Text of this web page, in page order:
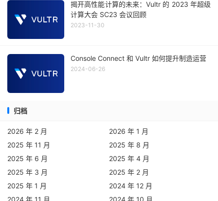
联
0% 420.555 395.498 410.261
南
京
市
移
动
5
南
通
市
电
信
5 416.67 404.5
揭开高性能计算的未来：Vultr 的 2023 年超级
计算大会 SC23 会议回顾
2023-11-30
Console Connect 和 Vultr 如何提升制造运营
2024-06-26
归档
2026 年 2 月
2026 年 1 月
2025 年 11 月
2025 年 8 月
2025 年 6 月
2025 年 4 月
2025 年 3 月
2025 年 2 月
2025 年 1 月
2024 年 12 月
2024 年 11 月
2024 年 10 月